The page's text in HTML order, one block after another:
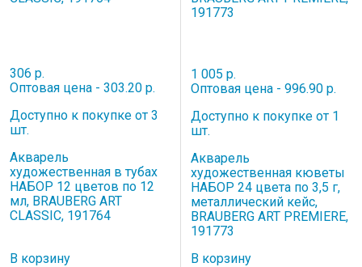
306 р.
Оптовая цена - 303.20 р.
Доступно к покупке от 3
шт.
Акварель
художественная в тубах
НАБОР 12 цветов по 12
мл, BRAUBERG ART
CLASSIC, 191764
В корзину
1 005 р.
Оптовая цена - 996.90 р.
Доступно к покупке от 1
шт.
Акварель
художественная кюветы
НАБОР 24 цвета по 3,5 г,
металлический кейс,
BRAUBERG ART PREMIERE,
191773
В корзину